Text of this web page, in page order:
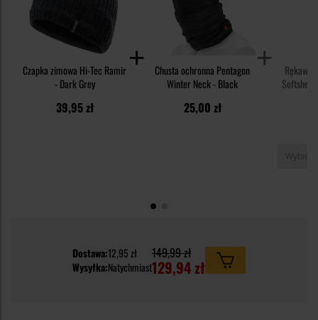
Czapka zimowa Hi-Tec Ramir
- Dark Grey
39,95 zł
Chusta ochronna Pentagon
Winter Neck - Black
25,00 zł
Softshell
Dostawa:12,95 zł
Wysyłka:Natychmiast
149,99 zł
129,94 zł